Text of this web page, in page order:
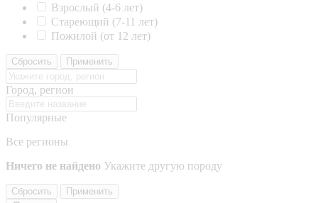
Взрослый (4-6 лет)
Стареющий (7-11 лет)
Пожилой (от 12 лет)
Сбросить Применить
Город, регион
Популярные
Все регионы
Ничего не найдено Укажите другую породу
Сбросить
Применить